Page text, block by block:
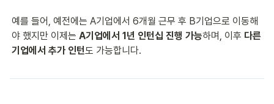
예를 들어, 예전에는 A기업에서 6개월 근무 후 B기업으로 이동해
야 했지만 이제는 A기업에서 1년 인턴십 진행 가능하며, 이후 다른
기업에서 추가 인턴 도 가능합니다.